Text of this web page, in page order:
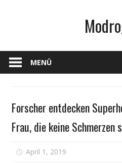
MENÜ
Gesundheit
Forscher entdecken
Frau, die keine Schmerzen
April 1, 2019